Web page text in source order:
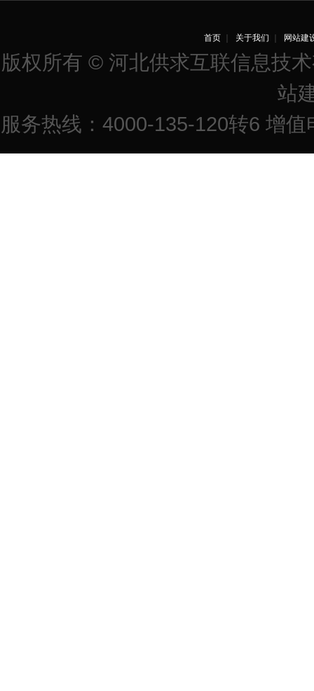
首页｜ 关于我们 网站建
版权所有 © 河北供求互联信息技
站
服务热线：4000-135-120转6 增